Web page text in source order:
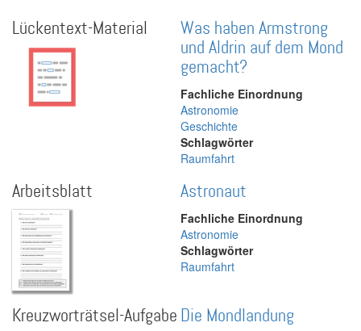
Lückentext-Material
Was haben Armstrong
und Aldrin auf dem Mond
gemacht?
Fachliche Einordnung
Astronomie
Geschichte
Schlagwörter
Raumfahrt
Arbeitsblatt Astronaut
Fachliche Einordnung
Astronomie
Schlagwörter
Raumfahrt
Kreuzworträtsel-Aufgabe Die Mondlandung